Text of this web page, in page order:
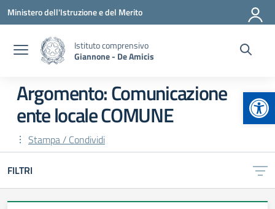
Vai ai contenuti
Vai al menu di navigazione
Vai al footer
Ministero dell'Istruzione e del Merito
Istituto comprensivo
Giannone - De Amicis
Argomento: Comunicazione
ente locale COMUNE
Stampa / Condividi
FILTRI